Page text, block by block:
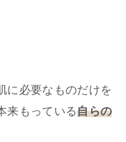
に必要なものだけを
来もっている自らの